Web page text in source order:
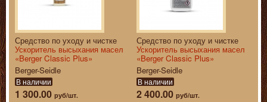
Средство по уходу и чистке
Ускоритель высыхания масел
«Berger Classic Plus»
Berger-Seidle
В наличии
1 300.00 руб/шт.
Средство по уходу и чистке
Ускоритель высыхания масел
«Berger Classic Plus»
Berger-Seidle
В наличии
2 400.00 руб/шт.